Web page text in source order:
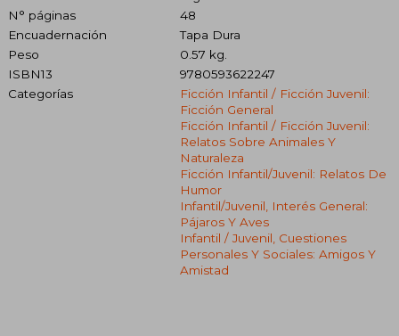
N° páginas
48
Encuadernación
Tapa Dura
Peso
0.57 kg.
ISBN13
9780593622247
Categorías
Ficción Infantil / Ficción Juvenil:
Ficción General
Ficción Infantil / Ficción Juvenil:
Relatos Sobre Animales Y
Naturaleza
Ficción Infantil/juvenil: Relatos De
Humor
Infantil/juvenil, Interés General:
Pájaros Y Aves
Infantil / Juvenil, Cuestiones
Personales Y Sociales: Amigos Y
Amistad